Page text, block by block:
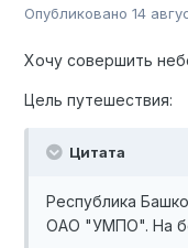
Опубликовано 14
Хочу совершить
Цель путешествия:
Цитата
Республика
ОАО "УМПО". На